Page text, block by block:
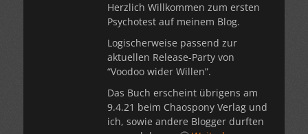
Herzlich Willkommen zum ersten
Psychotest auf meinem Blog.
Logischerweise passend zur
aktuellen Release-Party von
“Voodoo wider Willen”.
Das Buch erscheint übrigens am
9.4.21 beim Chaospony Verlag und
ich, sowie andere Blogger durften